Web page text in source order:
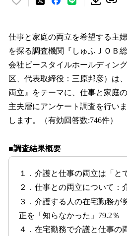
い
！
数
を
読
込
中
で
仕事と家庭の両立を希望する主
を探る調査機関『しゅふＪＯＢ
会社ビースタイルホールディン
区、代表取締役：三原邦彦）は
両立』をテーマに、仕事と家庭
主夫層にアンケート調査を行い
します。（有効回答数:746件）
■調査結果概要
１．介護と仕事の両立は「と
２．仕事との両立について：
３．介護する人の在宅勤務が
正を「知らなかった」79.2％
４．在宅勤務で介護と仕事の